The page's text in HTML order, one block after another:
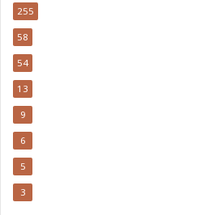
255
58
54
13
9
6
5
3